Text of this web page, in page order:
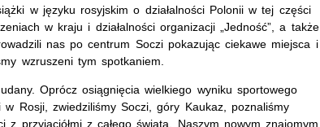
w języku rosyjskim o działalności Polonii w tej części
w kraju i działalności organizacji „Jedność”, a także
nas po centrum Soczi pokazując ciekawe miejsca i
wzruszeni tym spotkaniem.
Oprócz osiągnięcia wielkiego wyniku sportowego
Rosji, zwiedziliśmy Soczi, góry Kaukaz, poznaliśmy
przyjaciółmi z całego świata. Naszym nowym znajomym